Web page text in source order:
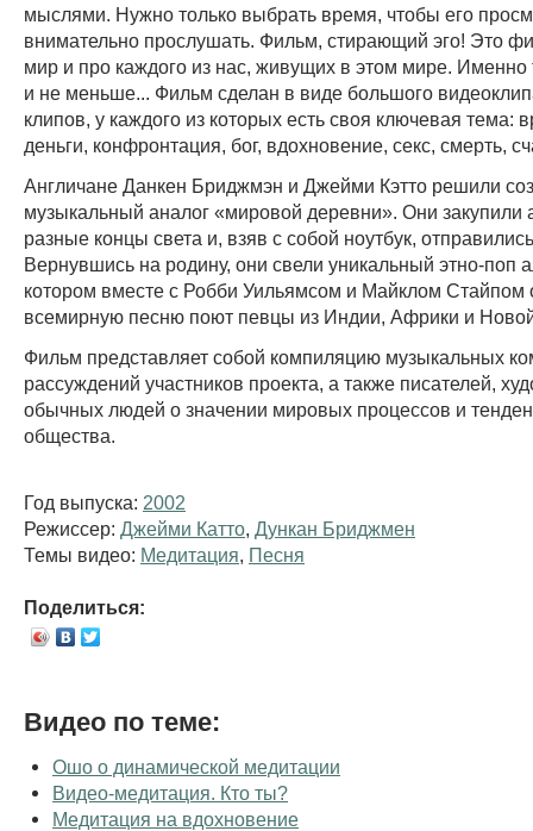
мыслями. Нужно только выбрать время, чтобы его
внимательно прослушать. Фильм, стирающий эго! Это
мир и про каждого из нас, живущих в этом мире. Именно
и не меньше... Фильм сделан в виде большого
клипов, у каждого из которых есть своя ключевая тема:
деньги, конфронтация, бог, вдохновение, секс, смерть,
Англичане Данкен Бриджмэн и Джейми Кэтто решили
музыкальный аналог «мировой деревни». Они закупили
разные концы света и, взяв с собой ноутбук,
Вернувшись на родину, они свели уникальный этно-поп
котором вместе с Робби Уильямсом и Майклом Стайпом
всемирную песню поют певцы из Индии, Африки и
Фильм представляет собой компиляцию музыкальных
рассуждений участников проекта, а также писателей,
обычных людей о значении мировых процессов и
общества.
Год выпуска: 2002
Режиссер: Джейми Катто Дункан Бриджмен
Темы видео: Медитация Песня
Поделиться:
Видео по теме:
Ошо о динамической медитации
Видео-медитация. Кто ты?
Медитация на вдохновение